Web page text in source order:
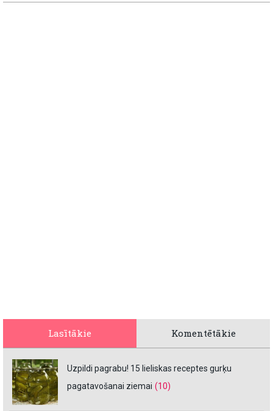
Lasītākie Komentētākie
Uzpildi pagrabu! 15 lieliskas receptes gurķu
pagatavošanai ziemai (10)